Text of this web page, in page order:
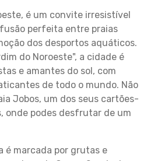
é um convite irresistível
perfeita entre praias
dos desportos aquáticos.
do Noroeste", a cidade é
e amantes do sol, com
de todo o mundo. Não
Jobos, um dos seus cartões-
onde podes desfrutar de um
é marcada por grutas e